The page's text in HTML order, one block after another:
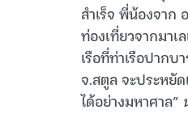
สำเร็จ พี่น้องจาก
ท่องเที่ยวจากมาเ
เรือที่ท่าเรือปากบ
จ.สตูล จะประหยัด
ได้อย่างมหาศาล”